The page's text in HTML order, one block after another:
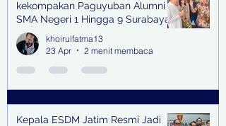
kekompakan Paguyuban Alumni
SMA Negeri 1 Hingga 9 Surabaya
(Pasmanbaya) dalam Kegiatan
Halal Bihalal
khoirulfatma13
23 Apr
2 menit membaca
Kepala ESDM Jatim Resmi Jadi